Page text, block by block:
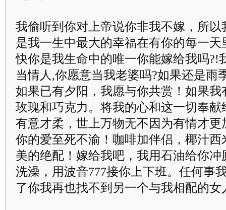
我偷听到你对上帝说你非我不嫁，所
是我一生中最大的幸福在有你的每一
快你是我生命中的唯一你能嫁给我吗?!
当情人,你愿意当我老婆吗?如果还是雨
如果已有夕阳，我愿与你共赏！如果
玫瑰和巧克力。将我的心和这一切奉
有意才柔，世上万物无不因为有情才
你的爱至死不渝！咖啡加伴侣，椰汁
美的绝配！嫁给我吧，我用石油给你
洗澡，用波音777接你上下班。任何事
了你我再也找不到另一个与我相配的女